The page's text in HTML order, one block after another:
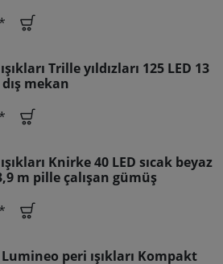
Trille yıldızları 125 LED 13
mekan
Knirke 40 LED sıcak beyaz
m pille çalışan gümüş
peri ışıkları Kompakt